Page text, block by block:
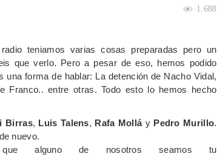
1.688
teniamos varias cosas preparadas pero un
que verlo. Pero a pesar de eso, hemos podido
forma de hablar: La detención de Nacho Vidal,
Franco.. entre otras. Todo esto lo hemos hecho
Birras, Luis Talens, Rafa Molláy Pedro Murillo.
nuevo.
alguno de nosotros seamos tu